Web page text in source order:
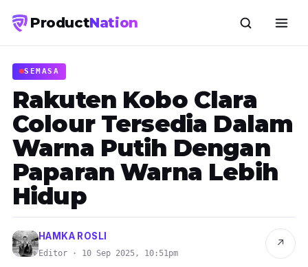
ProductNation
SEMASA
Rakuten Kobo Clara
Colour Tersedia Dalam
Warna Putih Dengan
Paparan Warna Lebih
Hidup
HAMKA ROSLI
Editor · 10 Sep 2025, 10:51pm
↗